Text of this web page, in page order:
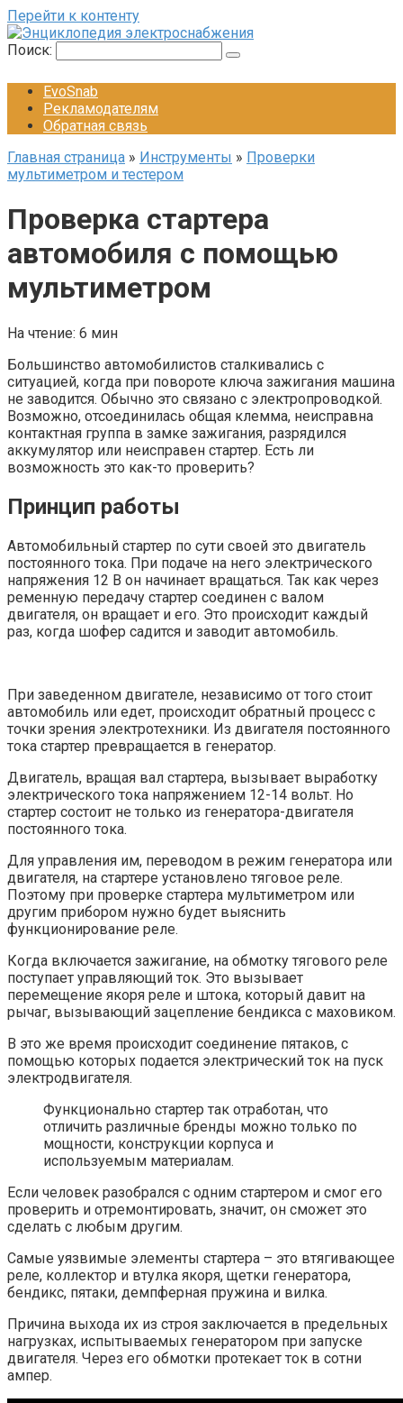
Перейти к контенту
Поиск:
EvoSnab
Рекламодателям
Обратная связь
Главная страница » Инструменты » Проверки
мультиметром и тестером
Проверка стартера
автомобиля с помощью
мультиметром
На чтение: 6 мин
Большинство автомобилистов сталкивались с
ситуацией, когда при повороте ключа зажигания машина
не заводится. Обычно это связано с электропроводкой.
Возможно, отсоединилась общая клемма, неисправна
контактная группа в замке зажигания, разрядился
аккумулятор или неисправен стартер. Есть ли
возможность это как-то проверить?
Принцип работы
Автомобильный стартер по сути своей это двигатель
постоянного тока. При подаче на него электрического
напряжения 12 В он начинает вращаться. Так как через
ременную передачу стартер соединен с валом
двигателя, он вращает и его. Это происходит каждый
раз, когда шофер садится и заводит автомобиль.
При заведенном двигателе, независимо от того стоит
автомобиль или едет, происходит обратный процесс с
точки зрения электротехники. Из двигателя постоянного
тока стартер превращается в генератор.
Двигатель, вращая вал стартера, вызывает выработку
электрического тока напряжением 12-14 вольт. Но
стартер состоит не только из генератора-двигателя
постоянного тока.
Для управления им, переводом в режим генератора или
двигателя, на стартере установлено тяговое реле.
Поэтому при проверке стартера мультиметром или
другим прибором нужно будет выяснить
функционирование реле.
Когда включается зажигание, на обмотку тягового реле
поступает управляющий ток. Это вызывает
перемещение якоря реле и штока, который давит на
рычаг, вызывающий зацепление бендикса с маховиком.
В это же время происходит соединение пятаков, с
помощью которых подается электрический ток на пуск
электродвигателя.
Функционально стартер так отработан, что
отличить различные бренды можно только по
мощности, конструкции корпуса и
используемым материалам.
Если человек разобрался с одним стартером и смог его
проверить и отремонтировать, значит, он сможет это
сделать с любым другим.
Самые уязвимые элементы стартера – это втягивающее
реле, коллектор и втулка якоря, щетки генератора,
бендикс, пятаки, демпферная пружина и вилка.
Причина выхода их из строя заключается в предельных
нагрузках, испытываемых генератором при запуске
двигателя. Через его обмотки протекает ток в сотни
ампер.